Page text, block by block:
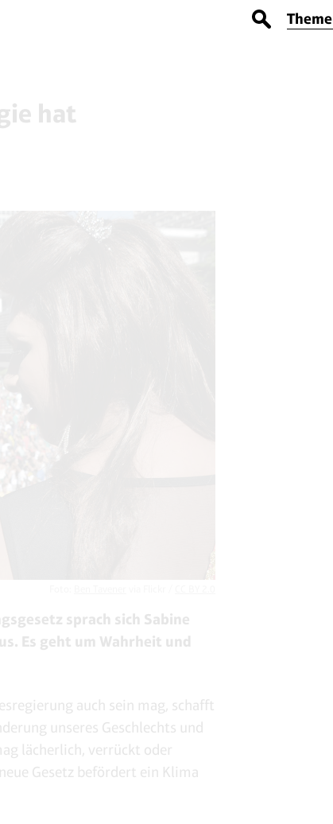
hat
sprach sich Sabine
Es geht um Wahrheit und
auch sein mag, schafft
unseres Geschlechts und
lächerlich, verrückt oder
Gesetz befördert ein Klima